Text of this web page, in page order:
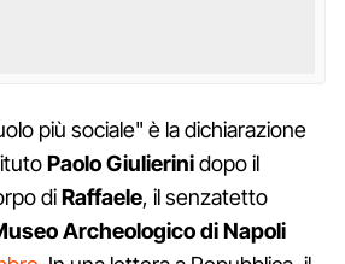
più sociale" è la dichiarazione
Paolo Giulierinidopo il
diRaffaele, il senzatetto
Archeologico di Napoli